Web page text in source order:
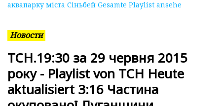
аквапарку міста Сіньбей Gesamte Playlist ansehe
ТСН.19:30 за 29 червня 2015
року - Playlist von ТСН Heute
aktualisiert 3:16 Частина
Новости